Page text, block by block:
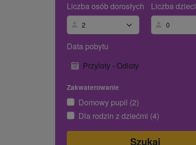
Liczba osób dorosłych
Liczba dzieci
Data pobytu
Przyloty - Odloty
Zakwaterowanie
Domowy pupil (2)
Dla rodzin z dziećmi (4)